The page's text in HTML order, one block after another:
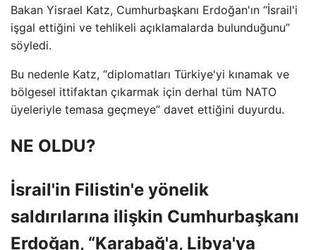
Bakan Yisrael Katz, Cumhurbaşkanı Erdoğan'ın “İsrail'i
işgal ettiğini ve tehlikeli açıklamalarda bulunduğunu”
söyledi.
Bu nedenle Katz, “diplomatları Türkiye'yi kınamak ve
bölgesel ittifaktan çıkarmak için derhal tüm NATO
üyeleriyle temasa geçmeye” davet ettiğini duyurdu.
NE OLDU?
İsrail'in Filistin'e yönelik
saldırılarına ilişkin Cumhurbaşkanı
Erdoğan, “Karabağ'a, Libya'ya